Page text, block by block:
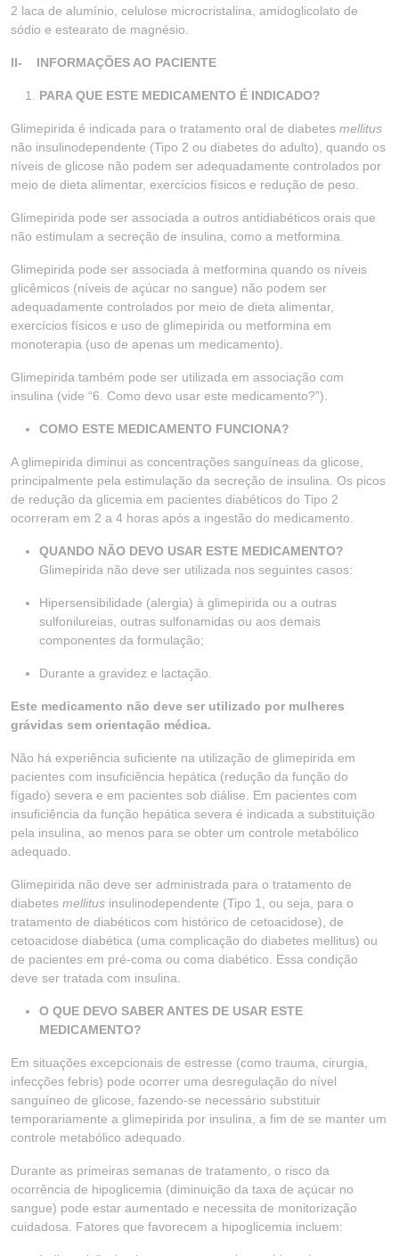
2 laca de alumínio, celulose microcristalina, amidoglicolato de
sódio e estearato de magnésio.
II- INFORMAÇÕES AO PACIENTE
PARA QUE ESTE MEDICAMENTO É INDICADO?
Glimepirida é indicada para o tratamento oral de diabetes mellitus
não insulinodependente (Tipo 2 ou diabetes do adulto), quando os
níveis de glicose não podem ser adequadamente controlados por
meio de dieta alimentar, exercícios físicos e redução de peso.
Glimepirida pode ser associada a outros antidiabéticos orais que
não estimulam a secreção de insulina, como a metformina.
Glimepirida pode ser associada à metformina quando os níveis
glicêmicos (níveis de açúcar no sangue) não podem ser
adequadamente controlados por meio de dieta alimentar,
exercícios físicos e uso de glimepirida ou metformina em
monoterapia (uso de apenas um medicamento).
Glimepirida também pode ser utilizada em associação com
insulina (vide “6. Como devo usar este medicamento?”).
COMO ESTE MEDICAMENTO FUNCIONA?
A glimepirida diminui as concentrações sanguíneas da glicose,
principalmente pela estimulação da secreção de insulina. Os picos
de redução da glicemia em pacientes diabéticos do Tipo 2
ocorreram em 2 a 4 horas após a ingestão do medicamento.
QUANDO NÃO DEVO USAR ESTE MEDICAMENTO?
Glimepirida não deve ser utilizada nos seguintes casos:
Hipersensibilidade (alergia) à glimepirida ou a outras
sulfonilureias, outras sulfonamidas ou aos demais
componentes da formulação;
Durante a gravidez e lactação.
Este medicamento não deve ser utilizado por mulheres
grávidas sem orientação médica.
Não há experiência suficiente na utilização de glimepirida em
pacientes com insuficiência hepática (redução da função do
fígado) severa e em pacientes sob diálise. Em pacientes com
insuficiência da função hepática severa é indicada a substituição
pela insulina, ao menos para se obter um controle metabólico
adequado.
Glimepirida não deve ser administrada para o tratamento de
diabetes mellitus insulinodependente (Tipo 1, ou seja, para o
tratamento de diabéticos com histórico de cetoacidose), de
cetoacidose diabética (uma complicação do diabetes mellitus) ou
de pacientes em pré-coma ou coma diabético. Essa condição
deve ser tratada com insulina.
O QUE DEVO SABER ANTES DE USAR ESTE
MEDICAMENTO?
Em situações excepcionais de estresse (como trauma, cirurgia,
infecções febris) pode ocorrer uma desregulação do nível
sanguíneo de glicose, fazendo-se necessário substituir
temporariamente a glimepirida por insulina, a fim de se manter um
controle metabólico adequado.
Durante as primeiras semanas de tratamento, o risco da
ocorrência de hipoglicemia (diminuição da taxa de açúcar no
sangue) pode estar aumentado e necessita de monitorização
cuidadosa. Fatores que favorecem a hipoglicemia incluem: